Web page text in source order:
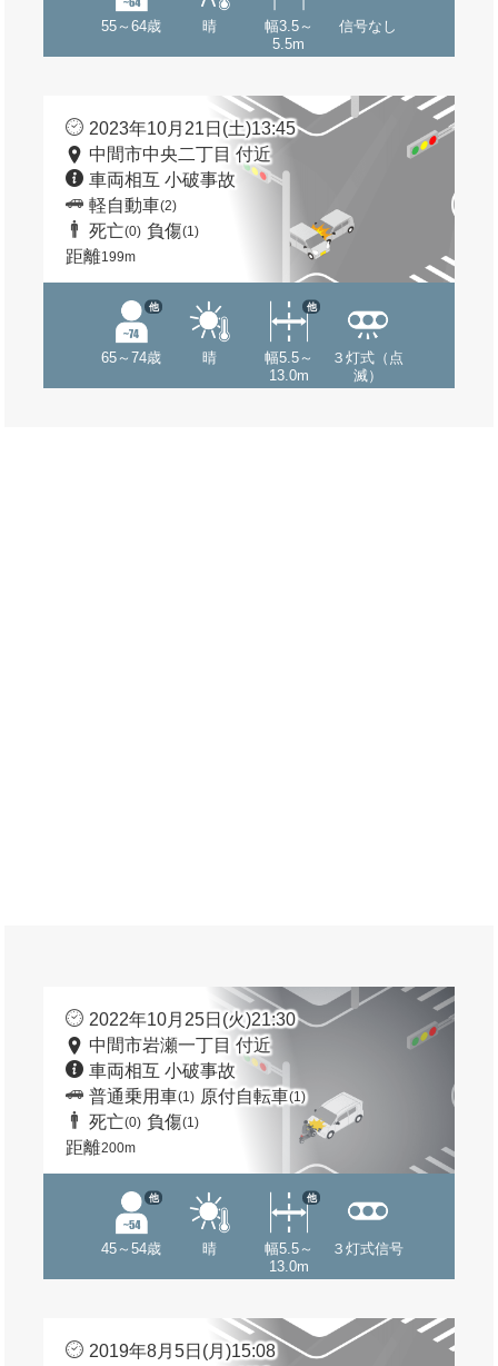
55～64歳 晴
幅3.5～
5.5m
信号なし
2023年10月21日(土)13:45
中間市中央二丁目 付近
車両相互 小破事故
軽自動車(2)
死亡(0) 負傷(1)
距離199m
65～74歳
他
晴
幅5.5～
13.0m
他
３灯式（点
滅）
2022年10月25日(火)21:30
中間市岩瀬一丁目 付近
車両相互 小破事故
普通乗用車(1) 原付自転車(1)
死亡(0) 負傷(1)
距離200m
45～54歳
他
晴
幅5.5～
13.0m
他
３灯式信号
2019年8月5日(月)15:08